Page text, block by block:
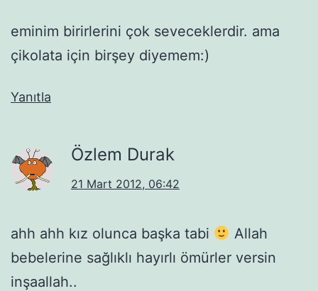
eminim birirlerini çok seveceklerdir. ama
çikolata için birşey diyemem:)
Yanıtla
Özlem Durak
21 Mart 2012, 06:42
ahh ahh kız olunca başka tabi
Allah
bebelerine sağlıklı hayırlı ömürler versin
inşaallah..